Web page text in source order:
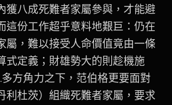
獲八成死難者家屬參與，才能避
這份工作超乎意料地艱巨：仍在
屬，難以接受人命價值竟由一條
式定義；財雄勢大的則趁機施
方角力之下，范伯格更要面對
利杜茨）組織死難者家屬，要求